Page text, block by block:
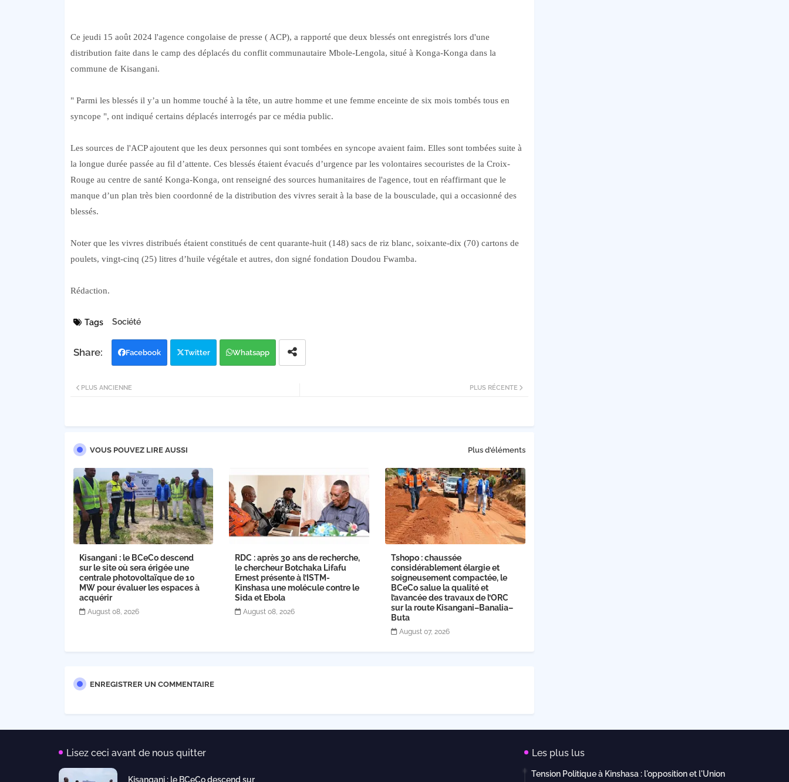
Ce jeudi 15 août 2024 l'agence congolaise de presse ( ACP), a rapporté que deux blessés ont enregistrés lors d'une
distribution faite dans le camp des déplacés du conflit communautaire Mbole-Lengola, situé à Konga-Konga dans la
commune de Kisangani.
" Parmi les blessés il y’a un homme touché à la tête, un autre homme et une femme enceinte de six mois tombés tous en
syncope ", ont indiqué certains déplacés interrogés par ce média public.
Les sources de l'ACP ajoutent que les deux personnes qui sont tombées en syncope avaient faim. Elles sont tombées suite à
la longue durée passée au fil d’attente. Ces blessés étaient évacués d’urgence par les volontaires secouristes de la Croix-
Rouge au centre de santé Konga-Konga, ont renseigné des sources humanitaires de l'agence, tout en réaffirmant que le
manque d’un plan très bien coordonné de la distribution des vivres serait à la base de la bousculade, qui a occasionné des
blessés.
Noter que les vivres distribués étaient constitués de cent quarante-huit (148) sacs de riz blanc, soixante-dix (70) cartons de
poulets, vingt-cinq (25) litres d’huile végétale et autres, don signé fondation Doudou Fwamba.
Rédaction.
Tags Société
Facebook Twitter Whatsapp
PLUS RÉCENTE
PLUS ANCIENNE
VOUS POUVEZ LIRE AUSSI Plus d'éléments
Kisangani : le BCeCo descend
sur le site où sera érigée une
centrale photovoltaïque de 10
MW pour évaluer les espaces à
acquérir
August 08, 2026
RDC : après 30 ans de recherche,
le chercheur Botchaka Lifafu
Ernest présente à l’ISTM-
Kinshasa une molécule contre le
Sida et Ebola
August 08, 2026
Tshopo : chaussée
considérablement élargie et
soigneusement compactée, le
BCeCo salue la qualité et
l’avancée des travaux de l’ORC
sur la route Kisangani–Banalia–
Buta
August 07, 2026
ENREGISTRER UN COMMENTAIRE
Lisez ceci avant de nous quitter
Kisangani : le BCeCo descend sur
Les plus lus
Tension Politique à Kinshasa : l'opposition et l'Union